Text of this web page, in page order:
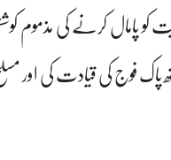
کو پامال کرنے کی
فوج کی قیادت کی اور